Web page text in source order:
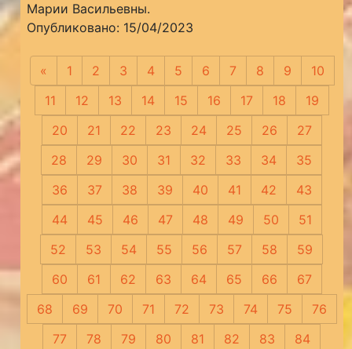
Марии Васильевны.
Опубликовано: 15/04/2023
« Предыдущая
1 2 3 4 5 6 7 8 9
10
11
12 13 14 15 16 17 18
19
20
21 22 23 24 25 26
27
28
29 30 31 32 33 34
35
36
37 38 39 40 41 42
43
44
45 46 47 48 49 50
51
52
53 54 55 56 57 58
59
60
61 62 63 64 65 66
67
68
69 70 71 72 73 74 75
76
77
78 79 80 81 82 83
84